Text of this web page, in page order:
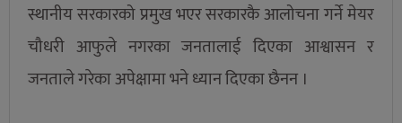
स्थानीय सरकारको प्रमुख भएर सरकारकै आलोचना गर्ने मेयर
चौधरी आफुले नगरका जनतालाई दिएका आश्वासन र
जनताले गरेका अपेक्षामा भने ध्यान दिएका छैनन ।